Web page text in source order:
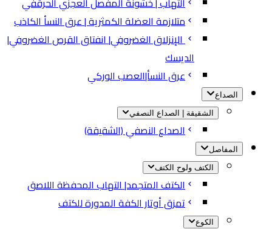
متلازمة العضلة الكمثرية | عرق النسأ الكاذب
الإنزلاق الغضروفي| انفتاق القرص الغضروفي|
الديسك
عرق النسأ|العصب الوركي
الصداع
الشقيقة | الصداع النصفي
الصداع النصفي (الشقيقة)
المفاصل
الكتف ولوح الكتف
الكتف المتجمد| التهاب المحفظة اللاصق
تمزق أوتار الكفة المدورة للكتف
الكوع